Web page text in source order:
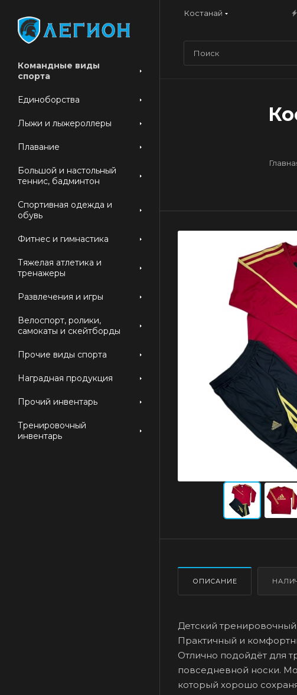
Костанай
Командные виды
спорта
Единоборства
Лыжи и лыжероллеры
Плавание
Большой и настольный
теннис, бадминтон
Спортивная одежда и
обувь
Фитнес и гимнастика
Тяжелая атлетика и
тренажеры
Развлечения и игры
Велоспорт, ролики,
самокаты и скейтборды
Прочие виды спорта
Наградная продукция
Прочий инвентарь
Тренировочный
инвентарь
ОПИСАНИЕ
Детский
Практичный и
Отлично подойдёт для
повседневной носки.
который хорошо